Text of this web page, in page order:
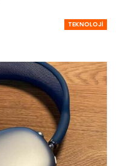
TEKNOLOJİ